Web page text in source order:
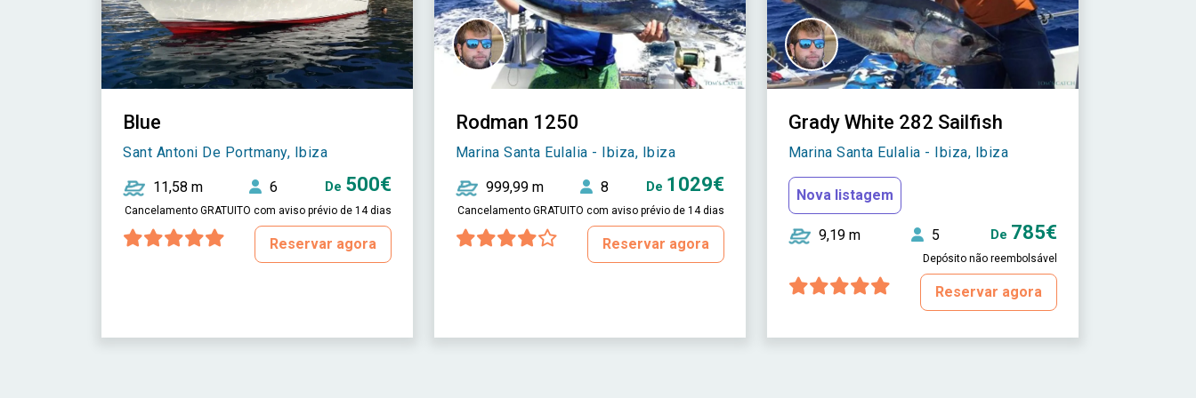
Blue
Sant Antoni De Portmany, Ibiza
11,58 m 6 De 500€
Cancelamento GRATUITO com aviso prévio de 14 dias
Reservar agora
Rodman 1250
Marina Santa Eulalia - Ibiza, Ibiza
999,99 m 8 De 1029€
Cancelamento GRATUITO com aviso prévio de 14 dias
Reservar agora
Grady White 282 Sailfish
Marina Santa Eulalia - Ibiza, Ibiza
Nova listagem
9,19 m 5 De 785€
Depósito não reembolsável
Reservar agora